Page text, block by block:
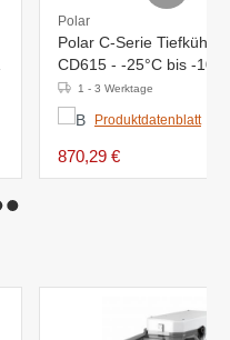
Polar
Polar C-Serie
CD615 - -25°C bis -
Umkehrbare Tür
1 - 3 Werktage
Produktdatenblatt
870,29 €